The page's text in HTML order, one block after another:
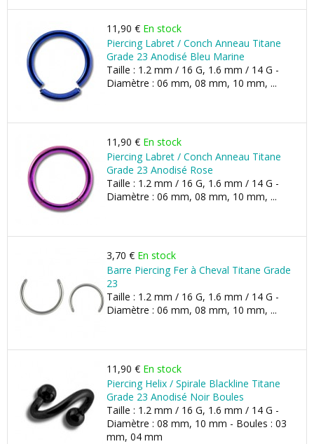
11,90 € En stock
Piercing Labret / Conch Anneau Titane
Grade 23 Anodisé Bleu Marine
Taille : 1.2 mm / 16 G, 1.6 mm / 14 G -
Diamètre : 06 mm, 08 mm, 10 mm, ...
11,90 € En stock
Piercing Labret / Conch Anneau Titane
Grade 23 Anodisé Rose
Taille : 1.2 mm / 16 G, 1.6 mm / 14 G -
Diamètre : 06 mm, 08 mm, 10 mm, ...
3,70 € En stock
Barre Piercing Fer à Cheval Titane Grade
23
Taille : 1.2 mm / 16 G, 1.6 mm / 14 G -
Diamètre : 06 mm, 08 mm, 10 mm, ...
11,90 € En stock
Piercing Helix / Spirale Blackline Titane
Grade 23 Anodisé Noir Boules
Taille : 1.2 mm / 16 G, 1.6 mm / 14 G -
Diamètre : 08 mm, 10 mm - Boules : 03
mm, 04 mm